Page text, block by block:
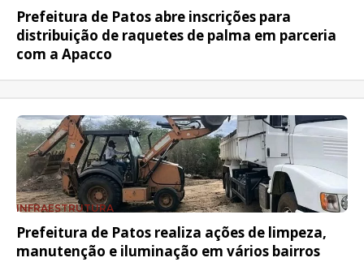
Prefeitura de Patos abre inscrições para
distribuição de raquetes de palma em parceria
com a Apacco
INFRAESTRUTURA
Prefeitura de Patos realiza ações de limpeza,
manutenção e iluminação em vários bairros